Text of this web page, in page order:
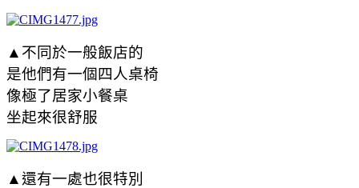
▲不同於一般飯店的
是他們有一個四人桌椅
像極了居家小餐桌
坐起來很舒服
▲還有一處也很特別